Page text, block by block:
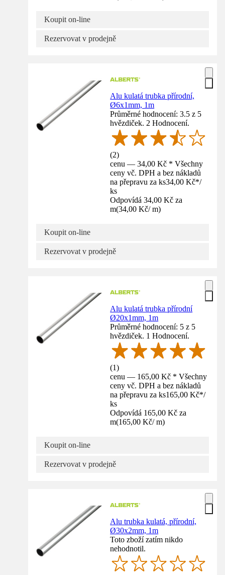
Koupit on-line
Rezervovat v prodejně
Alu kulatá trubka přírodní,
Ø6x1mm, 1m
Průměrné hodnocení: 3.5 z 5
hvězdiček. 2 Hodnocení.
(2)
cenu — 34,00 Kč * Všechny
ceny vč. DPH a bez nákladů
na přepravu za ks34,00 Kč*/
ks
Odpovídá 34,00 Kč za
m(34,00 Kč/ m)
Koupit on-line
Rezervovat v prodejně
Alu kulatá trubka přírodní
Ø20x1mm, 1m
Průměrné hodnocení: 5 z 5
hvězdiček. 1 Hodnocení.
(1)
cenu — 165,00 Kč * Všechny
ceny vč. DPH a bez nákladů
na přepravu za ks165,00 Kč*/
ks
Odpovídá 165,00 Kč za
m(165,00 Kč/ m)
Koupit on-line
Rezervovat v prodejně
Alu trubka kulatá, přírodní,
Ø30x2mm, 1m
Toto zboží zatím nikdo
nehodnotil.